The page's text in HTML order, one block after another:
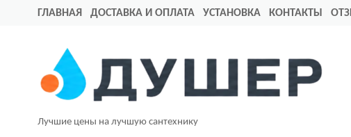
ГЛАВНАЯ ДОСТАВКА И ОПЛАТА УСТАНОВКА КОНТАКТЫ
Лучшие цены на лучшую сантехнику